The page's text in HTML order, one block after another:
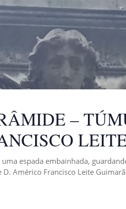
–
espada embainhada,
Américo Francisco Leite